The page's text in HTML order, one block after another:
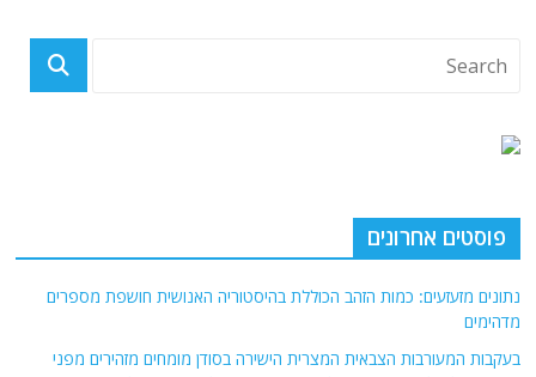
פוסטים אחרונים
נתונים מזעזעים: כמות הזהב הכוללת בהיסטוריה האנושית חושפת מספרים
מדהימים
בעקבות המעורבות הצבאית המצרית הישירה בסודן מומחים מזהירים מפני